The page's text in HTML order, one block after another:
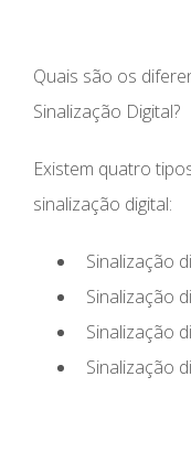
Quais são os
Sinalização Digital?
Existem quatro
sinalização digital:
Sinalização
Sinalização
Sinalização
Sinalização